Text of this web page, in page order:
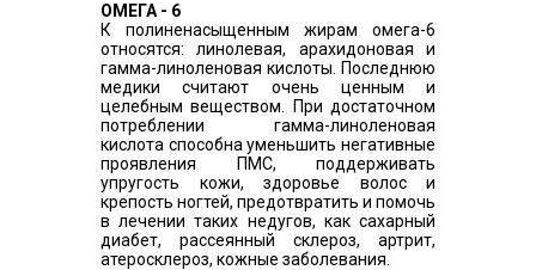
ОМЕГА - 6
К полиненасыщенным жирам омега-6
относятся: линолевая, арахидоновая и
гамма-линоленовая кислоты. Последнюю
медики считают очень ценным и
целебным веществом. При достаточном
потреблении гамма-линоленовая
кислота способна уменьшить негативные
проявления ПМС, поддерживать
упругость кожи, здоровье волос и
крепость ногтей, предотвратить и помочь
в лечении таких недугов, как сахарный
диабет, рассеянный склероз, артрит,
атеросклероз, кожные заболевания.